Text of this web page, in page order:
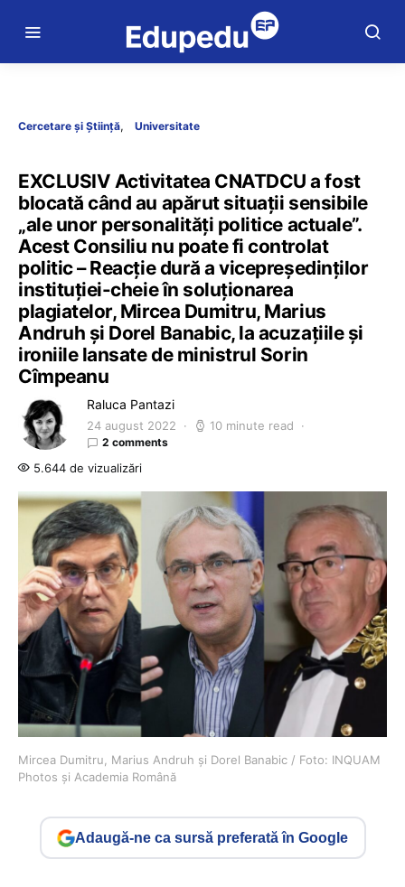
Cercetare și Știință Universitate
EXCLUSIV Activitatea CNATDCU a fost
blocată când au apărut situații sensibile
„ale unor personalități politice actuale”.
Acest Consiliu nu poate fi controlat
politic – Reacție dură a vicepreședinților
instituției-cheie în soluționarea
plagiatelor, Mircea Dumitru, Marius
Andruh și Dorel Banabic, la acuzațiile și
ironiile lansate de ministrul Sorin
Cîmpeanu
Raluca Pantazi
24 august 2022 10 minute read
2 comments
5.644 de vizualizări
Mircea Dumitru, Marius Andruh și Dorel Banabic / Foto: INQUAM
Photos și Academia Română
Adaugă-ne ca sursă preferată în Google